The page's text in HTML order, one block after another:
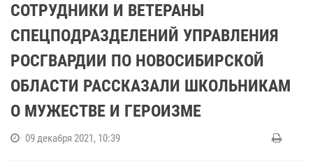
СОТРУДНИКИ И ВЕТЕРАНЫ
СПЕЦПОДРАЗДЕЛЕНИЙ УПРАВЛЕНИЯ
РОСГВАРДИИ ПО НОВОСИБИРСКОЙ
ОБЛАСТИ РАССКАЗАЛИ ШКОЛЬНИКАМ
О МУЖЕСТВЕ И ГЕРОИЗМЕ
09 декабря 2021, 10:39